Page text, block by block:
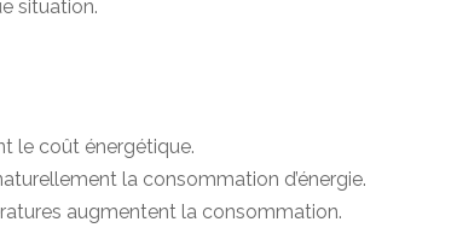
situation.
le coût énergétique.
la consommation d’énergie.
augmentent la consommation.